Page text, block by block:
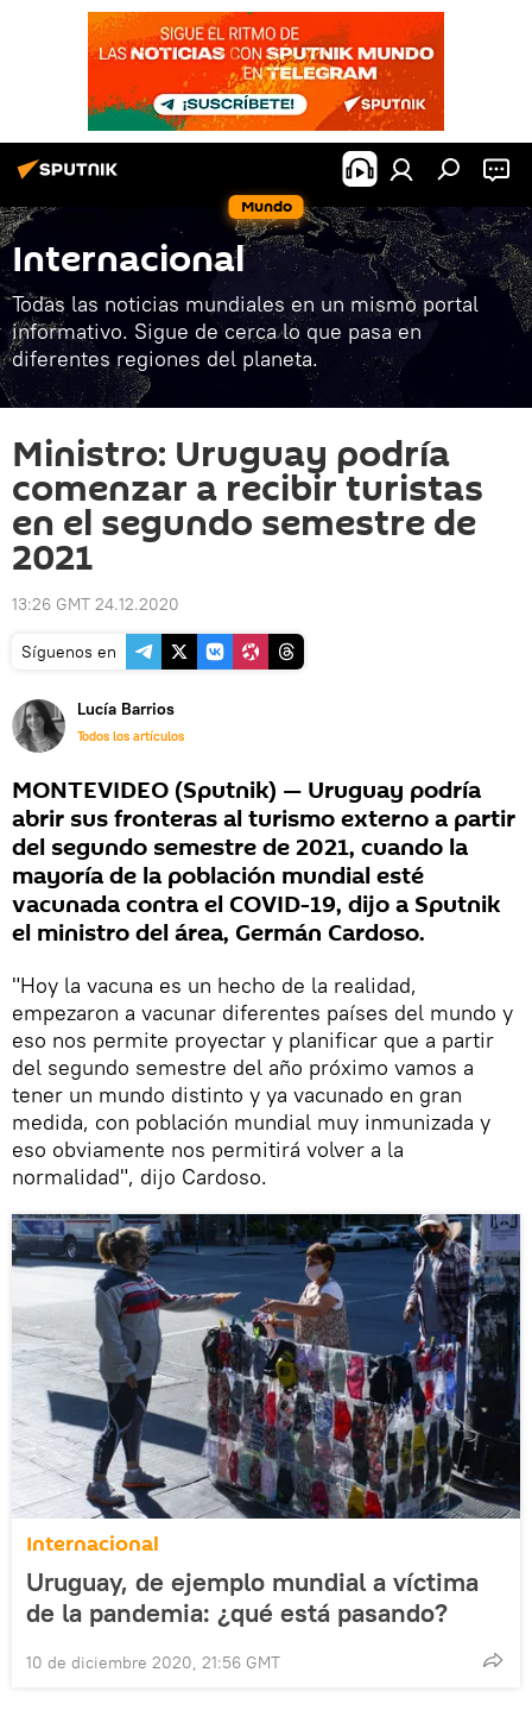
Mundo
Internacional
Todas las noticias mundiales en un mismo portal
informativo. Sigue de cerca lo que pasa en
diferentes regiones del planeta.
Ministro: Uruguay podría
comenzar a recibir turistas
en el segundo semestre de
2021
13:26 GMT 24.12.2020
Síguenos en
Lucía Barrios
Todos los artículos
MONTEVIDEO (Sputnik) — Uruguay podría
abrir sus fronteras al turismo externo a partir
del segundo semestre de 2021, cuando la
mayoría de la población mundial esté
vacunada contra el COVID-19, dijo a Sputnik
el ministro del área, Germán Cardoso.
"Hoy la vacuna es un hecho de la realidad,
empezaron a vacunar diferentes países del mundo y
eso nos permite proyectar y planificar que a partir
del segundo semestre del año próximo vamos a
tener un mundo distinto y ya vacunado en gran
medida, con población mundial muy inmunizada y
eso obviamente nos permitirá volver a la
normalidad", dijo Cardoso.
Internacional
Uruguay, de ejemplo mundial a víctima
de la pandemia: ¿qué está pasando?
10 de diciembre 2020, 21:56 GMT